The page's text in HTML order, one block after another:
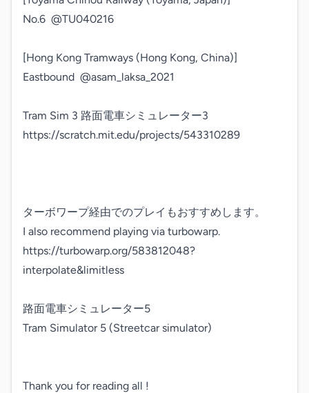
No.6  @TU040216
[Hong Kong Tramways (Hong Kong, China)]
Eastbound  @asam_laksa_2021
Tram Sim 3 路面電車シミュレーター3
https://scratch.mit.edu/projects/543310289
ターボワープ経由でのプレイもおすすめします。
I also recommend playing via turbowarp.
https://turbowarp.org/583812048?
interpolate&limitless
路面電車シミュレーター5
Tram Simulator 5 (Streetcar simulator)
Thank you for reading all !